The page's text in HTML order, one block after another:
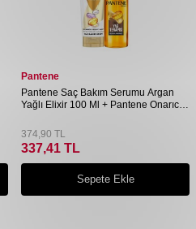
Pantene
Pantene Saç Bakım Serumu Argan
Yağlı Elixir 100 Ml + Pantene Onarıcı
374,90 TL
337,41 TL
Sepete Ekle